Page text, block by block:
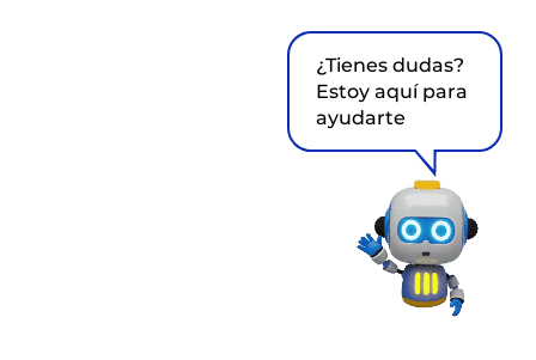
¿Tienes dudas?
Estoy aquí para
ayudarte